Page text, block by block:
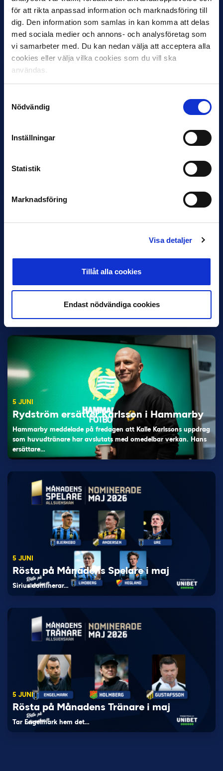
för att rikta anpassad information och marknadsföring till
dig. Den information som samlas in kan komma att delas
med sociala medier och annons- och analysföretag som
vi samarbeter med. Du kan nedan välja att acceptera alla
cookies eller välja vilka cookies som du vill ska
användas.
Nödvändig
Inställningar
Statistik
Marknadsföring
Visa detaljer
Tillåt alla cookies
Endast nödvändiga cookies
12 JUNI
Favorit i repris för Sirius i maj
VM-spelare med förflutet i Allsvenskan
och Superettan
Dennis Hadžikadunić — Malmö FF / Trelleborg FF
Han nätade snyggast i maj: “Ett alldeles
5 JUNI
Rydström ersätter Karlsson i Hammarby
Hammarby meddelade på fredagen att Kalle Karlssons uppdrag
som huvudtränare har avslutats med omedelbar verkan. Hans
ersättare…
5 JUNI
Rösta på Månadens Spelare i maj
Sirius dominerar…
5 JUNI
Rösta på Månadens Tränare i maj
Tar Engelmark hem det…